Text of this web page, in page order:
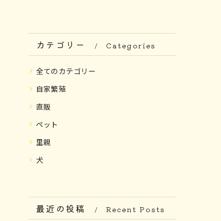
カテゴリー Categories
全てのカテゴリー
自家繁殖
直販
ペット
里親
犬
最近の投稿 Recent Posts